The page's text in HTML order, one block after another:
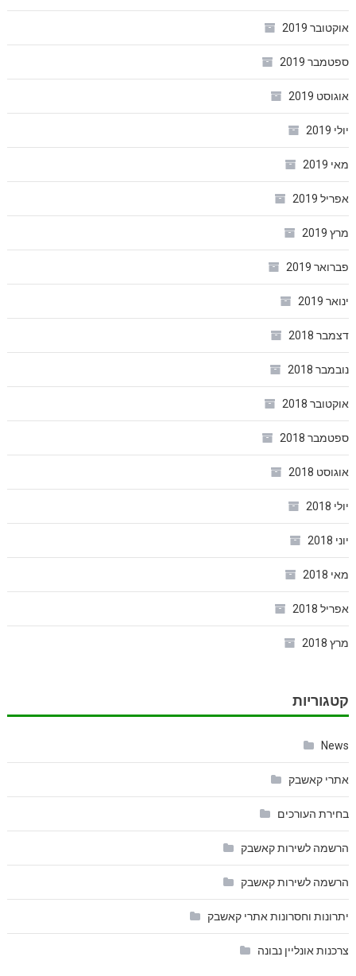
אוקטובר 2019
ספטמבר 2019
אוגוסט 2019
יולי 2019
מאי 2019
אפריל 2019
מרץ 2019
פברואר 2019
ינואר 2019
דצמבר 2018
נובמבר 2018
אוקטובר 2018
ספטמבר 2018
אוגוסט 2018
יולי 2018
יוני 2018
מאי 2018
אפריל 2018
מרץ 2018
קטגוריות
News
אתרי קאשבק
בחירת העורכים
הרשמה לשירות קאשבק
הרשמה לשירות קאשבק
יתרונות וחסרונות אתרי קאשבק
צרכנות אונליין נבונה